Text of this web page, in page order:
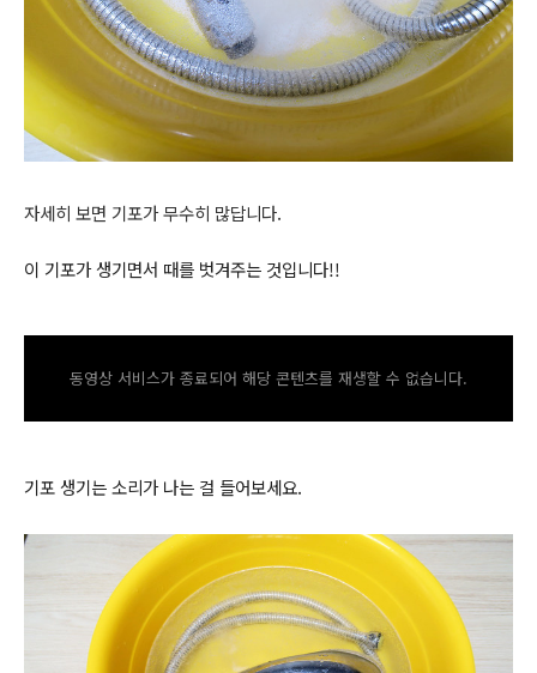
자세히 보면 기포가 무수히 많답니다.
이 기포가 생기면서 때를 벗겨주는 것입니다!!
동영상 서비스가 종료되어 해당 콘텐츠를 재생할 수 없습니다.
기포 생기는 소리가 나는 걸 들어보세요.